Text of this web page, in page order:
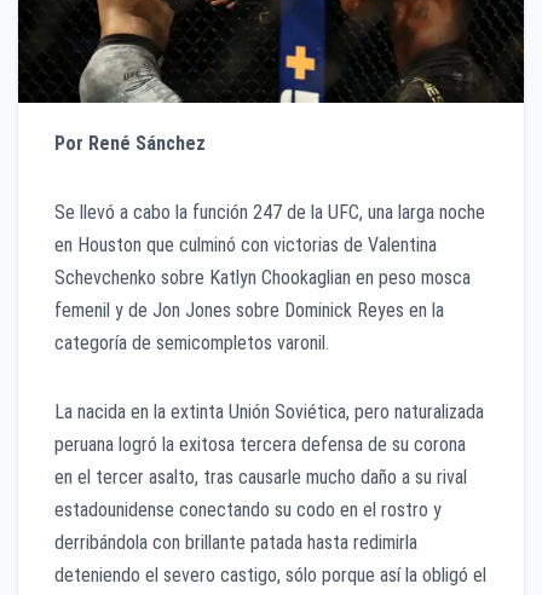
Por René Sánchez
Se llevó a cabo la función 247 de la UFC, una larga noche
en Houston que culminó con victorias de Valentina
Schevchenko sobre Katlyn Chookaglian en peso mosca
femenil y de Jon Jones sobre Dominick Reyes en la
categoría de semicompletos varonil.
La nacida en la extinta Unión Soviética, pero naturalizada
peruana logró la exitosa tercera defensa de su corona
en el tercer asalto, tras causarle mucho daño a su rival
estadounidense conectando su codo en el rostro y
derribándola con brillante patada hasta redimirla
deteniendo el severo castigo, sólo porque así la obligó el